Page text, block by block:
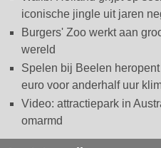
iconische jingle uit jaren
Burgers' Zoo werkt aan
wereld
Spelen bij Beelen
euro voor anderhalf uur
Video: attractiepark in
omarmd